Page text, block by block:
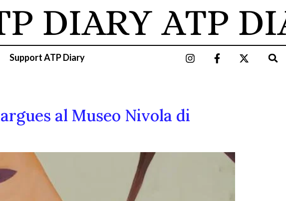
DIARY ATP
Support ATP Diary
al Museo Nivola di